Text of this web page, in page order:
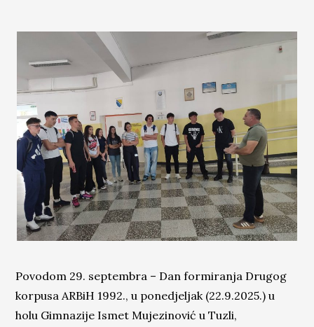
Povodom 29. septembra – Dan formiranja Drugog
korpusa ARBiH 1992., u ponedjeljak (22.9.2025.) u
holu Gimnazije Ismet Mujezinović u Tuzli,